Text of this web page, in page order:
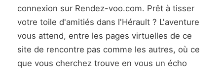
connexion sur Rendez-voo.com. Prêt à tisser
votre toile d'amitiés dans l'Hérault ? L'aventure
vous attend, entre les pages virtuelles de ce
site de rencontre pas comme les autres, où ce
que vous cherchez trouve en vous un écho